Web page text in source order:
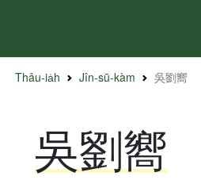
Thâu-ia̍h Jîn-sū-kàm 吳劉嚮
吳劉嚮